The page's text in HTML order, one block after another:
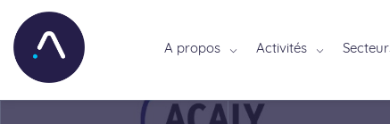
A propos Activités